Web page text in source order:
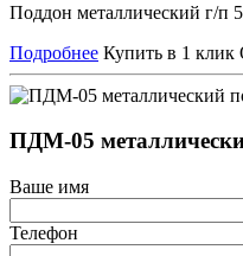
Поддон металлический г/п
Подробнее Купить в 1 клик
ПДМ-05
Ваше имя
Телефон